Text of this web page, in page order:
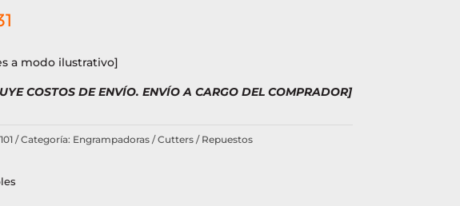
a modo ilustrativo]
COSTOS DE ENVÍO. ENVÍO A CARGO DEL COMPRADOR]
Categoría: Engrampadoras / Cutters / Repuestos